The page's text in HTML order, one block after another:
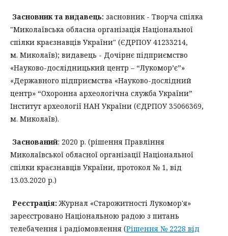
Засновник та видавець: засновник - Творча спілка
"Миколаївська обласна організація Національної
спілки краєзнавців України" (ЄДРПОУ 41233214,
м. Миколаїв); видавець - Дочірнє підприємство
«Науково-дослідницький центр – “Лукомор’є”»
«Державного підприємства «Науково-дослідний
центр» “Охоронна археологічна служба України”
Інститут археології НАН України (ЄДРПОУ 35066369,
м. Миколаїв).
Заснований: 2020 р. (рішення Правління
Миколаївської обласної організації Національної
спілки краєзнавців України, протокол № 1, від
13.03.2020 р.)
Реєстрація:Журнал «Старожитності Лукомор'я»
зареєстровано Національною радою з питань
телебачення і радіомовлення (Рішення № 2228 від